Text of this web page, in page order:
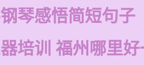
琴感悟简短句子
培训 福州哪里